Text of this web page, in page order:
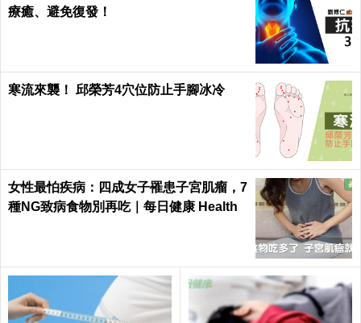
療癒、避免復發！
寒流來襲！ 邱榮芳4穴位防止手腳冰冷
女性最怕疾病：四成女子罹患子宮肌瘤，7
種NG致病食物別再吃｜每日健康 Health